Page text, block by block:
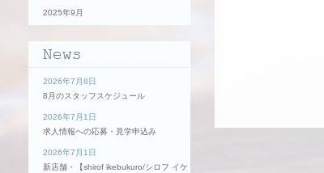
2025年9月
2026年7月8日
8月のスタッフスケジュール
2026年7月1日
求人情報への応募・見学申込み
2026年7月1日
新店舗・【shirof ikebukuro/シロフ イケ